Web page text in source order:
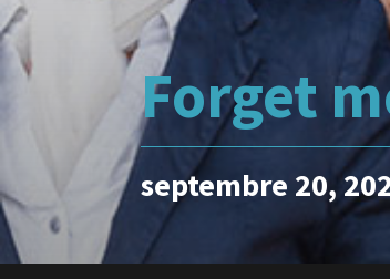
Forget
septembre 20,